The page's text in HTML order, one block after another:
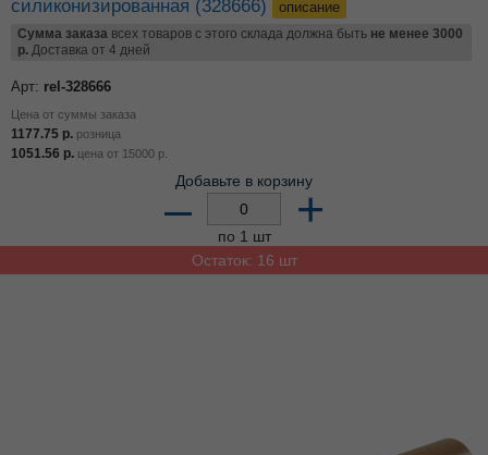
силиконизированная (328666)
описание
Сумма заказа всех товаров с этого склада должна быть не менее 3000
р. Доставка от 4 дней
Арт: rel-328666
Цена от суммы заказа
1177.75 р. розница
1051.56 р. цена от 15000 р.
Добавьте в корзину
– +
по 1 шт
Остаток: 16 шт